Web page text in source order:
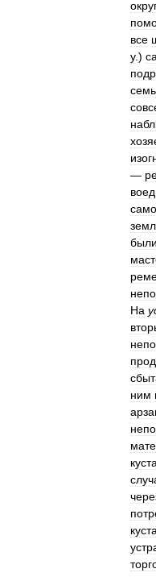
все
у.)
—
были
На
ним